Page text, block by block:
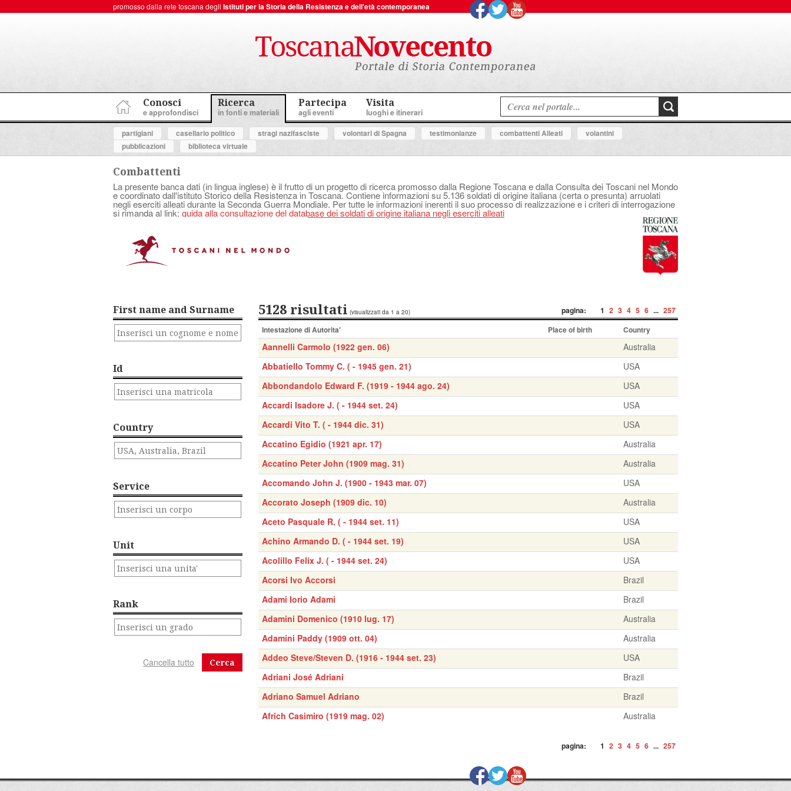
promosso dalla rete toscana degli Istituti per la Storia della Resistenza e dell'età contemporanea
Conosci
e approfondisci
Ricerca
in fonti e materiali
Partecipa
agli eventi
Visita
luoghi e itinerari
partigiani
casellario politico stragi nazifasciste volontari di Spagna testimonianze combattenti Alleati
volantini
pubblicazioni
biblioteca virtuale
Combattenti
La presente banca dati (in lingua inglese) è il frutto di un progetto di ricerca promosso dalla Regione Toscana e dalla Consulta dei Toscani nel Mondo
e coordinato dall'istituto Storico della Resistenza in Toscana. Contiene informazioni su 5.136 soldati di origine italiana (certa o presunta) arruolati
negli eserciti alleati durante la Seconda Guerra Mondiale. Per tutte le informazioni inerenti il suo processo di realizzazione e i criteri di interrogazione
si rimanda al link: guida alla consultazione del database dei soldati di origine italiana negli eserciti alleati
First name and Surname
Id
Country
Service
Unit
Rank
Cerca
pagina: 1 2 3 4 5 6 ... 257
5128 risultati (visualizzati da 1 a 20)
Intestazione di Autorita' Place of birth Country
Aannelli Carmolo (1922 gen. 06)
Australia
Abbatiello Tommy C. ( - 1945 gen. 21)
USA
Abbondandolo Edward F. (1919 - 1944 ago. 24)
USA
Accardi Isadore J. ( - 1944 set. 24)
USA
Accardi Vito T. ( - 1944 dic. 31)
USA
Accatino Egidio (1921 apr. 17)
Australia
Accatino Peter John (1909 mag. 31)
Australia
Accomando John J. (1900 - 1943 mar. 07)
USA
Accorato Joseph (1909 dic. 10)
Australia
Aceto Pasquale R. ( - 1944 set. 11)
USA
Achino Armando D. ( - 1944 set. 19)
USA
Acolillo Felix J. ( - 1944 set. 24)
USA
Acorsi Ivo Accorsi
Brazil
Adami Iorio Adami
Brazil
Adamini Domenico (1910 lug. 17)
Australia
Adamini Paddy (1909 ott. 04)
Australia
Addeo Steve/Steven D. (1916 - 1944 set. 23)
USA
Adriani José Adriani
Brazil
Adriano Samuel Adriano
Brazil
Africh Casimiro (1919 mag. 02)
Australia
pagina: 1 2 3 4 5 6 ... 257